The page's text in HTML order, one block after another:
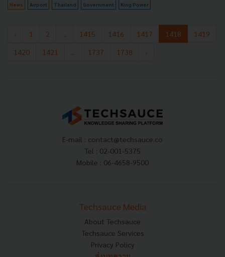
News Airport Thailand Government King Power
‹ 1 2 1415 1416 1417 1418
1419
1420
1421 1737 1738 ›
E-mail : contact@techsauce.co
Tel : 02-001-5375
Mobile : 06-4658-9500
Techsauce Media
About Techsauce
Techsauce Services
Privacy Policy